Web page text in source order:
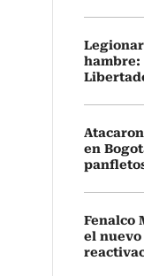
hambre:
en
Fenalco
el